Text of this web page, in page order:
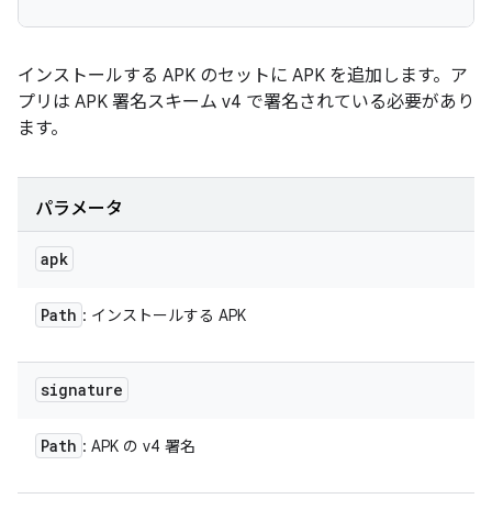
インストールする APK のセットに APK を追加します。ア
プリは APK 署名スキーム v4 で署名されている必要があり
ます。
パラメータ
apk
Path : インストールする APK
signature
Path : APK の v4 署名